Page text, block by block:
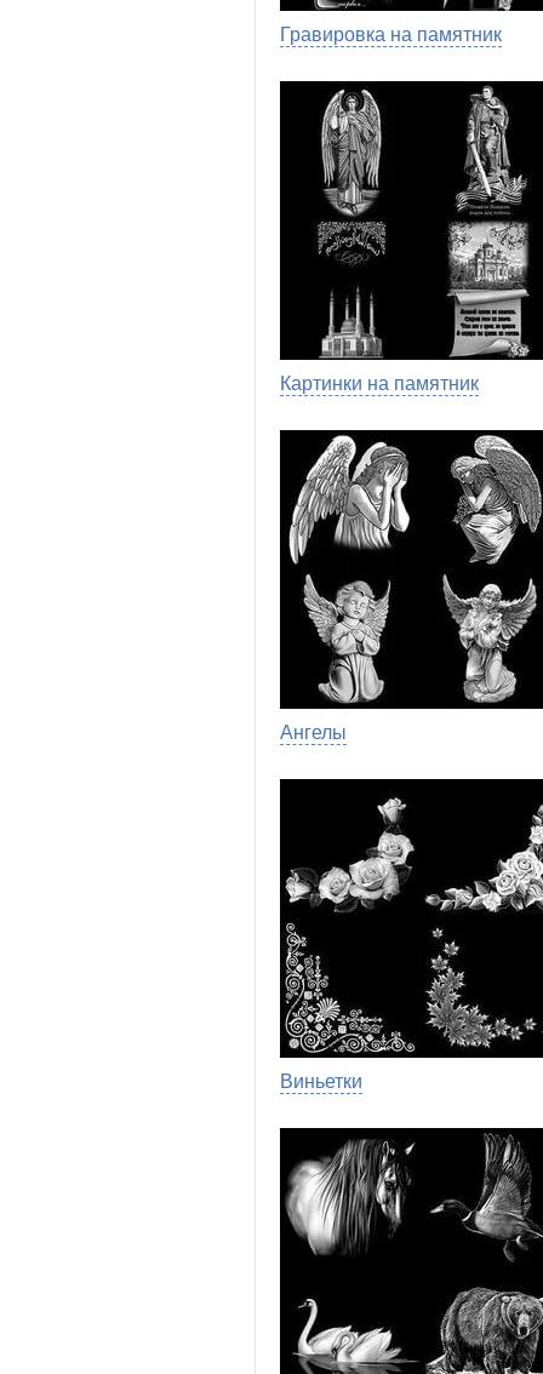
Гравировка на памятник
Картинки на памятник
Ангелы
Виньетки